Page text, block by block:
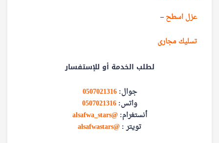
عزل اسطح–
تسليك مجارى
لطلب الخدمة أو للإستفسار
جوال:0507021316
واتس:0507021316
أنستغرام:@alsafwa_stars
تويتر :@alsafwastars